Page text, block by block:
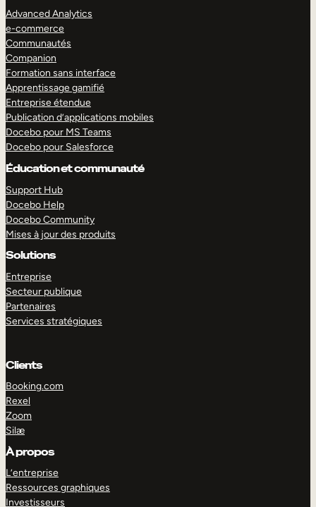
Advanced Analytics
e-commerce
Communautés
Companion
Formation sans interface
Apprentissage gamifié
Entreprise étendue
Publication d’applications mobiles
Docebo pour MS Teams
Docebo pour Salesforce
Éducation et communauté
Support Hub
Docebo Help
Docebo Community
Mises à jour des produits
Solutions
Entreprise
Secteur publique
Partenaires
Services stratégiques
Clients
Booking.com
Rexel
Zoom
Silæ
À propos
L’entreprise
Ressources graphiques
Investisseurs